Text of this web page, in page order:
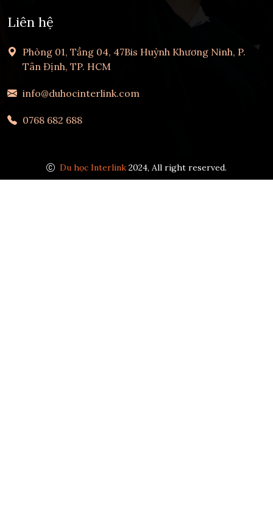
Liên hệ
Phòng 01, Tầng 04, 47Bis Huỳnh Khương Ninh, P.
Tân Định, TP. HCM
info@duhocinterlink.com
0768 682 688
Du học Interlink 2024, All right reserved.